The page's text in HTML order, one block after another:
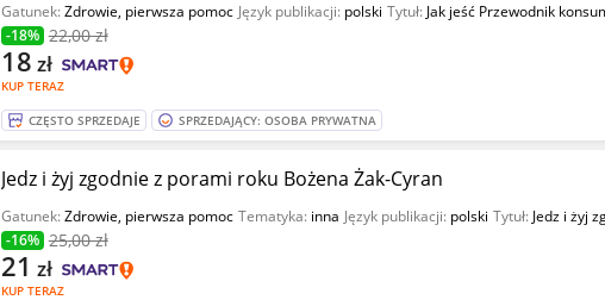
Gatunek:Zdrowie, pierwsza pomoc Język publikacji: polski Tytuł: Jak jeść Przewodnik
-18% 22,00 zł
KUP TERAZ
18 zł
CZĘSTO SPRZEDAJE SPRZEDAJĄCY: OSOBA PRYWATNA
Jedz i żyj zgodnie z porami roku Bożena Żak-Cyran
Gatunek:Zdrowie, pierwsza pomoc Tematyka: inna Język publikacji: polski Tytuł: Jedz i żyj
-16% 25,00 zł
KUP TERAZ
21 zł